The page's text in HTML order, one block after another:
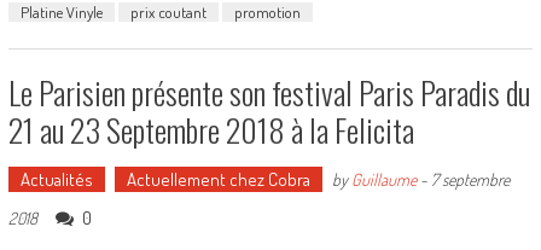
Platine Vinyle
prix coutant promotion
Le Parisien présente son festival Paris Paradis du
21 au 23 Septembre 2018 à la Felicita
Actualités Actuellement chez Cobra byGuillaume- 7 septembre
2018
0